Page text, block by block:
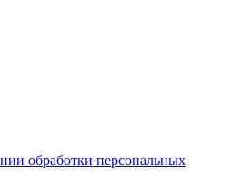
обработки персональных